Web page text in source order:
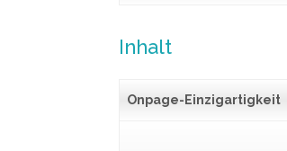
Inhalt
Onpage-Einzigartigkeit